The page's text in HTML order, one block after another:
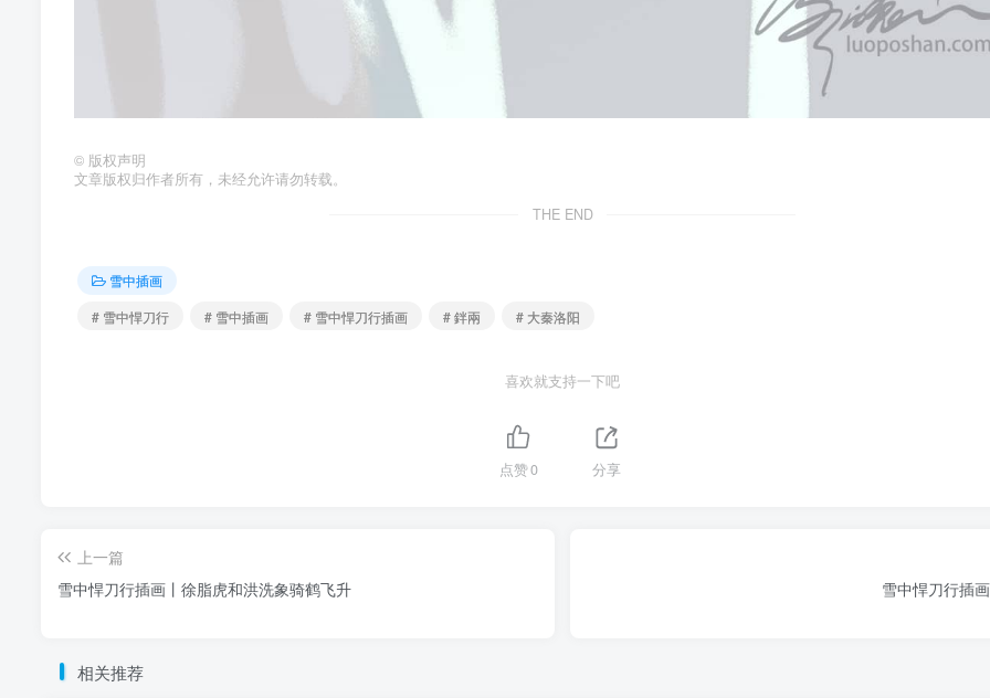
© 版权声明
文章版权归作者所有，未经允许请勿转载。
THE END
雪中插画
# 雪中悍刀行
# 雪中插画 # 雪中悍刀行插画 # 鉡兩 # 大秦洛阳
喜欢就支持一下吧
点赞0 分享
上一篇
雪中悍刀行插画丨徐脂虎和洪洗象骑鹤飞升
雪中悍刀行插
相关推荐